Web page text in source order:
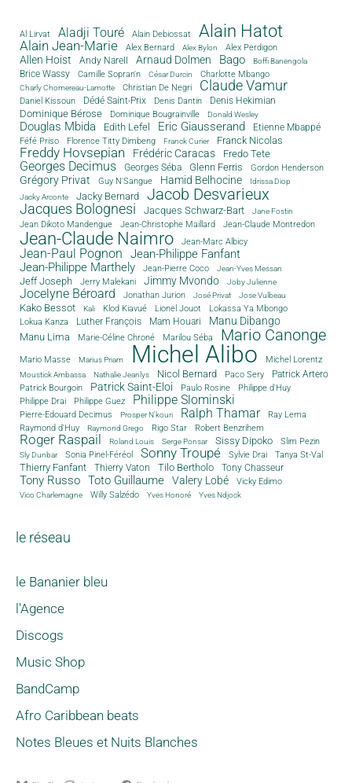
Al Lirvat Aladji Touré Alain Debiossat Alain Hatot
Alain Jean-Marie Alex Bernard Alex Bylon Alex Perdigon
Allen Hoist Andy Narell Arnaud Dolmen Bago Boffi Banengola
Brice Wassy Camille Sopran'n César Durcin Charlotte Mbango
Charly Chomereau-Lamotte Christian De Negri Claude Vamur
Daniel Kissoun Dédé Saint-Prix Denis Dantin Denis Hekimian
Dominique Bérose Dominique Bougrainville Donald Wesley
Douglas Mbida Edith Lefel Eric Giausserand Etienne Mbappé
Féfé Priso Florence Titty Dimbeng Franck Curier Franck Nicolas
Freddy Hovsepian Frédéric Caracas Fredo Tete
Georges Decimus Georges Séba Glenn Ferris Gordon Henderson
Grégory Privat Guy N'Sangue Hamid Belhocine
Idrissa Diop
Jacky Arconte
Jacky Bernard Jacob Desvarieux
Jacques Bolognesi Jacques Schwarz-Bart Jane Fostin
Jean Dikoto Mandengue Jean-Christophe Maillard Jean-Claude Montredon
Jean-Claude Naimro Jean-Marc Albicy
Jean-Paul Pognon
Jean-Philippe Fanfant
Jean-Philippe Marthely
Jean-Pierre Coco Jean-Yves Messan
Jeff Joseph Jerry Malekani Jimmy Mvondo Joby Julienne
Jocelyne Béroard Jonathan Jurion José Privat Jose Vulbeau
Kako Bessot Kali Klod Kiavué Lionel Jouot
Lokassa Ya Mbongo
Lokua Kanza
Luther François Mam Houari Manu Dibango
Manu Lima Marie-Céline Chroné Marilou Séba Mario Canonge
Mario Masse Marius Priam Michel Alibo Michel Lorentz
Moustick Ambassa Nathalie Jeanlys Nicol Bernard Paco Sery
Patrick Artero
Patrick Bourgoin
Patrick Saint-Eloi Paulo Rosine
Philippe d'Huy
Philippe Drai
Philippe Guez Philippe Slominski
Pierre-Edouard Decimus Prosper N'kouri Ralph Thamar
Ray Lema
Raymond d'Huy
Raymond Grego Rigo Star Robert Benzrihem
Roger Raspail Roland Louis Serge Ponsar Sissy Dipoko Slim Pezin
Sly Dunbar Sonia Pinel-Féréol Sonny Troupé Sylvie Drai Tanya St-Val
Thierry Fanfant Thierry Vaton Tilo Bertholo Tony Chasseur
Tony Russo Toto Guillaume Valery Lobé Vicky Edimo
Vico Charlemagne Willy Salzédo Yves Honoré Yves Ndjock
le réseau
le Bananier bleu
l'Agence
Discogs
Music Shop
BandCamp
Afro Caribbean beats
Notes Bleues et Nuits Blanches